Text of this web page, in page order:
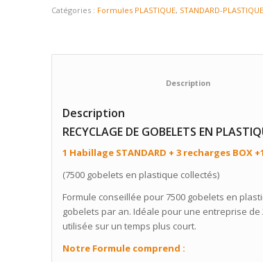
Catégories : Formules PLASTIQUE, STANDARD-PLASTIQUE
Description
RECYCLAGE DE GOBELETS EN
1 Habillage STANDARD + 3 recharges BOX
(7500 gobelets en plastique collectés)
Formule conseillée pour 7500 gobelets en
gobelets par an. Idéale pour une entreprise
utilisée sur un temps plus court.
Notre Formule comprend :